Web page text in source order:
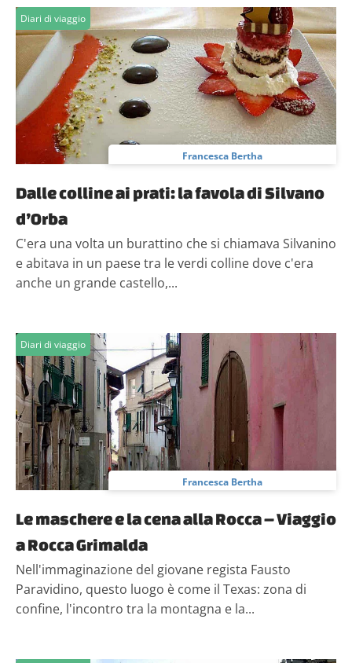
Diari di viaggio
Francesca Bertha
Dalle colline ai prati: la favola di Silvano
d’Orba
C'era una volta un burattino che si chiamava Silvanino
e abitava in un paese tra le verdi colline dove c'era
anche un grande castello,...
Diari di viaggio
Francesca Bertha
Le maschere e la cena alla Rocca – Viaggio
a Rocca Grimalda
Nell'immaginazione del giovane regista Fausto
Paravidino, questo luogo è come il Texas: zona di
confine, l'incontro tra la montagna e la...